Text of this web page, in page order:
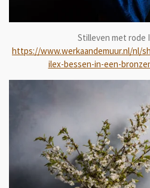
Stilleven met rode
https://www.werkaandemuur.nl/nl/
ilex-bessen-in-een-